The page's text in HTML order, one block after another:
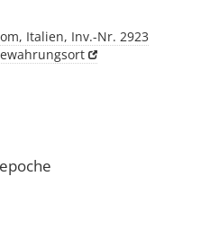
Italien, Inv.-Nr. 2923